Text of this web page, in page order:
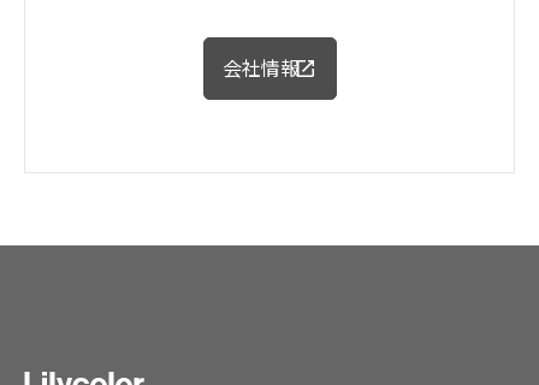
会社情報